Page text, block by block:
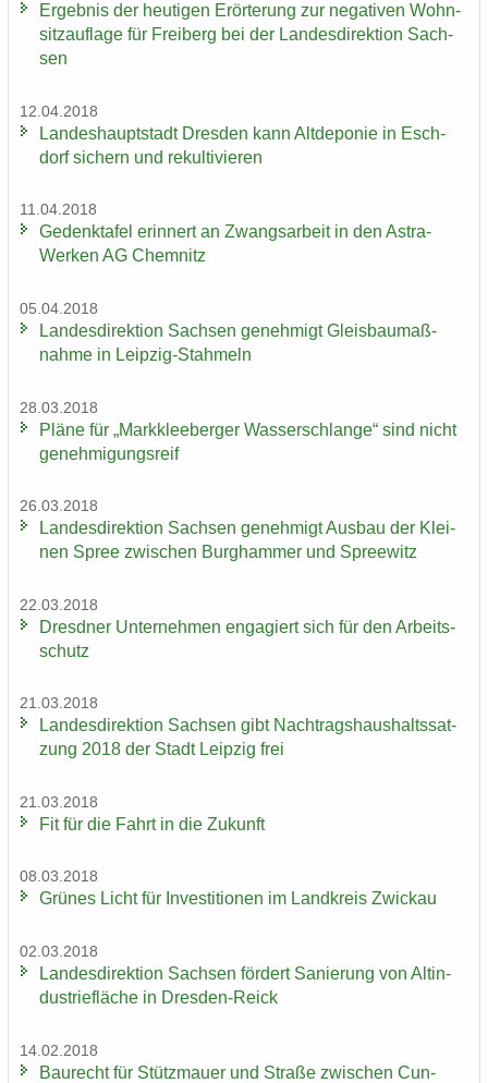
Er­geb­nis der heu­ti­gen Er­ör­te­rung zur ne­ga­ti­ven Wohn­
sitz­auf­la­ge für Frei­berg bei der Lan­des­di­rek­ti­on Sach­
sen
12.04.2018
Lan­des­haupt­stadt Dres­den kann Alt­de­po­nie in Esch­
dorf si­chern und re­kul­ti­vie­ren
11.04.2018
Ge­denk­ta­fel er­in­nert an Zwangs­ar­beit in den Astra-​
Werken AG Chem­nitz
05.04.2018
Lan­des­di­rek­ti­on Sach­sen ge­neh­migt Gleis­bau­maß­
nah­me in Leipzig-​Stahmeln
28.03.2018
Pläne für „Mark­klee­ber­ger Was­ser­schlan­ge“ sind nicht
ge­neh­mi­gungs­reif
26.03.2018
Lan­des­di­rek­ti­on Sach­sen ge­neh­migt Aus­bau der Klei­
nen Spree zwi­schen Burg­ham­mer und Spree­witz
22.03.2018
Dresd­ner Un­ter­neh­men en­ga­giert sich für den Ar­beits­
schutz
21.03.2018
Lan­des­di­rek­ti­on Sach­sen gibt Nach­trags­haus­halts­sat­
zung 2018 der Stadt Leip­zig frei
21.03.2018
Fit für die Fahrt in die Zu­kunft
08.03.2018
Grü­nes Licht für In­ves­ti­tio­nen im Land­kreis Zwi­ckau
02.03.2018
Lan­des­di­rek­ti­on Sach­sen för­dert Sa­nie­rung von Alt­in­
dus­trie­flä­che in Dresden-​Reick
14.02.2018
Bau­recht für Stütz­mau­er und Stra­ße zwi­schen Cun­